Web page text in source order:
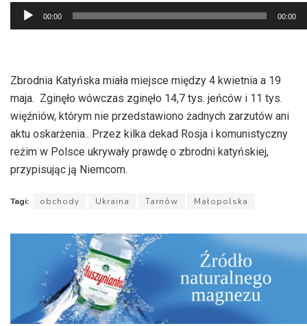
Odtwarzacz
plików
00:00 00:00
Zbrodnia Katyńska miała miejsce między 4 kwietnia a 19
maja. Zginęło wówczas zginęło 14,7 tys. jeńców i 11 tys.
więźniów, którym nie przedstawiono żadnych zarzutów ani
aktu oskarżenia.. Przez kilka dekad Rosja i komunistyczny
reżim w Polsce ukrywały prawdę o zbrodni katyńskiej,
przypisując ją Niemcom.
Tagi: obchody Ukraina Tarnów Małopolska